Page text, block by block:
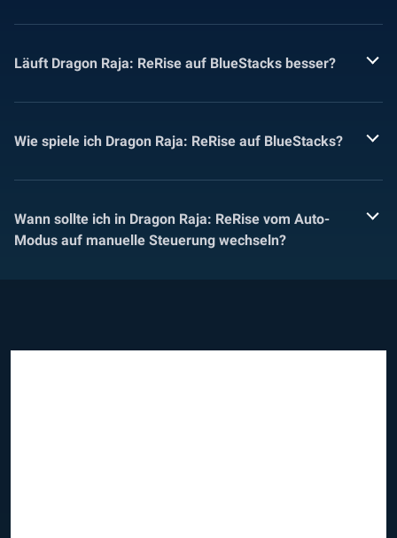
Läuft Dragon Raja: ReRise auf BlueStacks besser?
Wie spiele ich Dragon Raja: ReRise auf BlueStacks?
Wann sollte ich in Dragon Raja: ReRise vom Auto-
Modus auf manuelle Steuerung wechseln?